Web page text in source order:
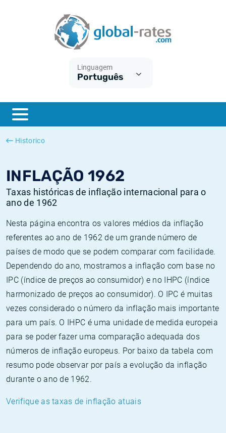
Linguagem
Português
Historico
INFLAÇÃO 1962
Taxas históricas de inflação internacional para o
ano de 1962
Nesta página encontra os valores médios da inflação
referentes ao ano de 1962 de um grande número de
países de modo que se podem comparar com facilidade.
Dependendo do ano, mostramos a inflação com base no
IPC (índice de preços ao consumidor) e no IHPC (índice
harmonizado de preços ao consumidor). O IPC é muitas
vezes considerado o número da inflação mais importante
para um país. O IHPC é uma unidade de medida europeia
para se poder fazer uma comparação adequada dos
números de inflação europeus. Por baixo da tabela com
resumo pode observar por país a evolução da inflação
durante o ano de 1962.
Verifique as taxas de inflação atuais
ESTER
SONIA
O que é a inflação do IPC?
O que é a inflação do IHPC?
Inflação Estados Unidos
Inflação Europa
Taxas Euribor históricas
Taxas ESTER históricas
Taxas SONIA históricas
Taxas TONAR históricas
Calculadora de inflação